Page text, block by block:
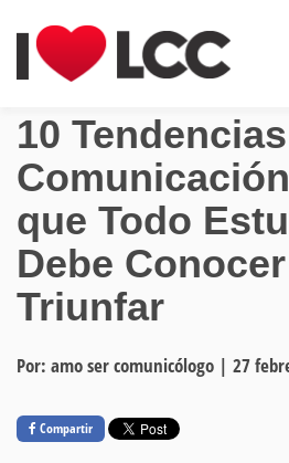
10
que Todo
Debe
Triunfar
Por: amo ser comunicólogo | 27
Compartir